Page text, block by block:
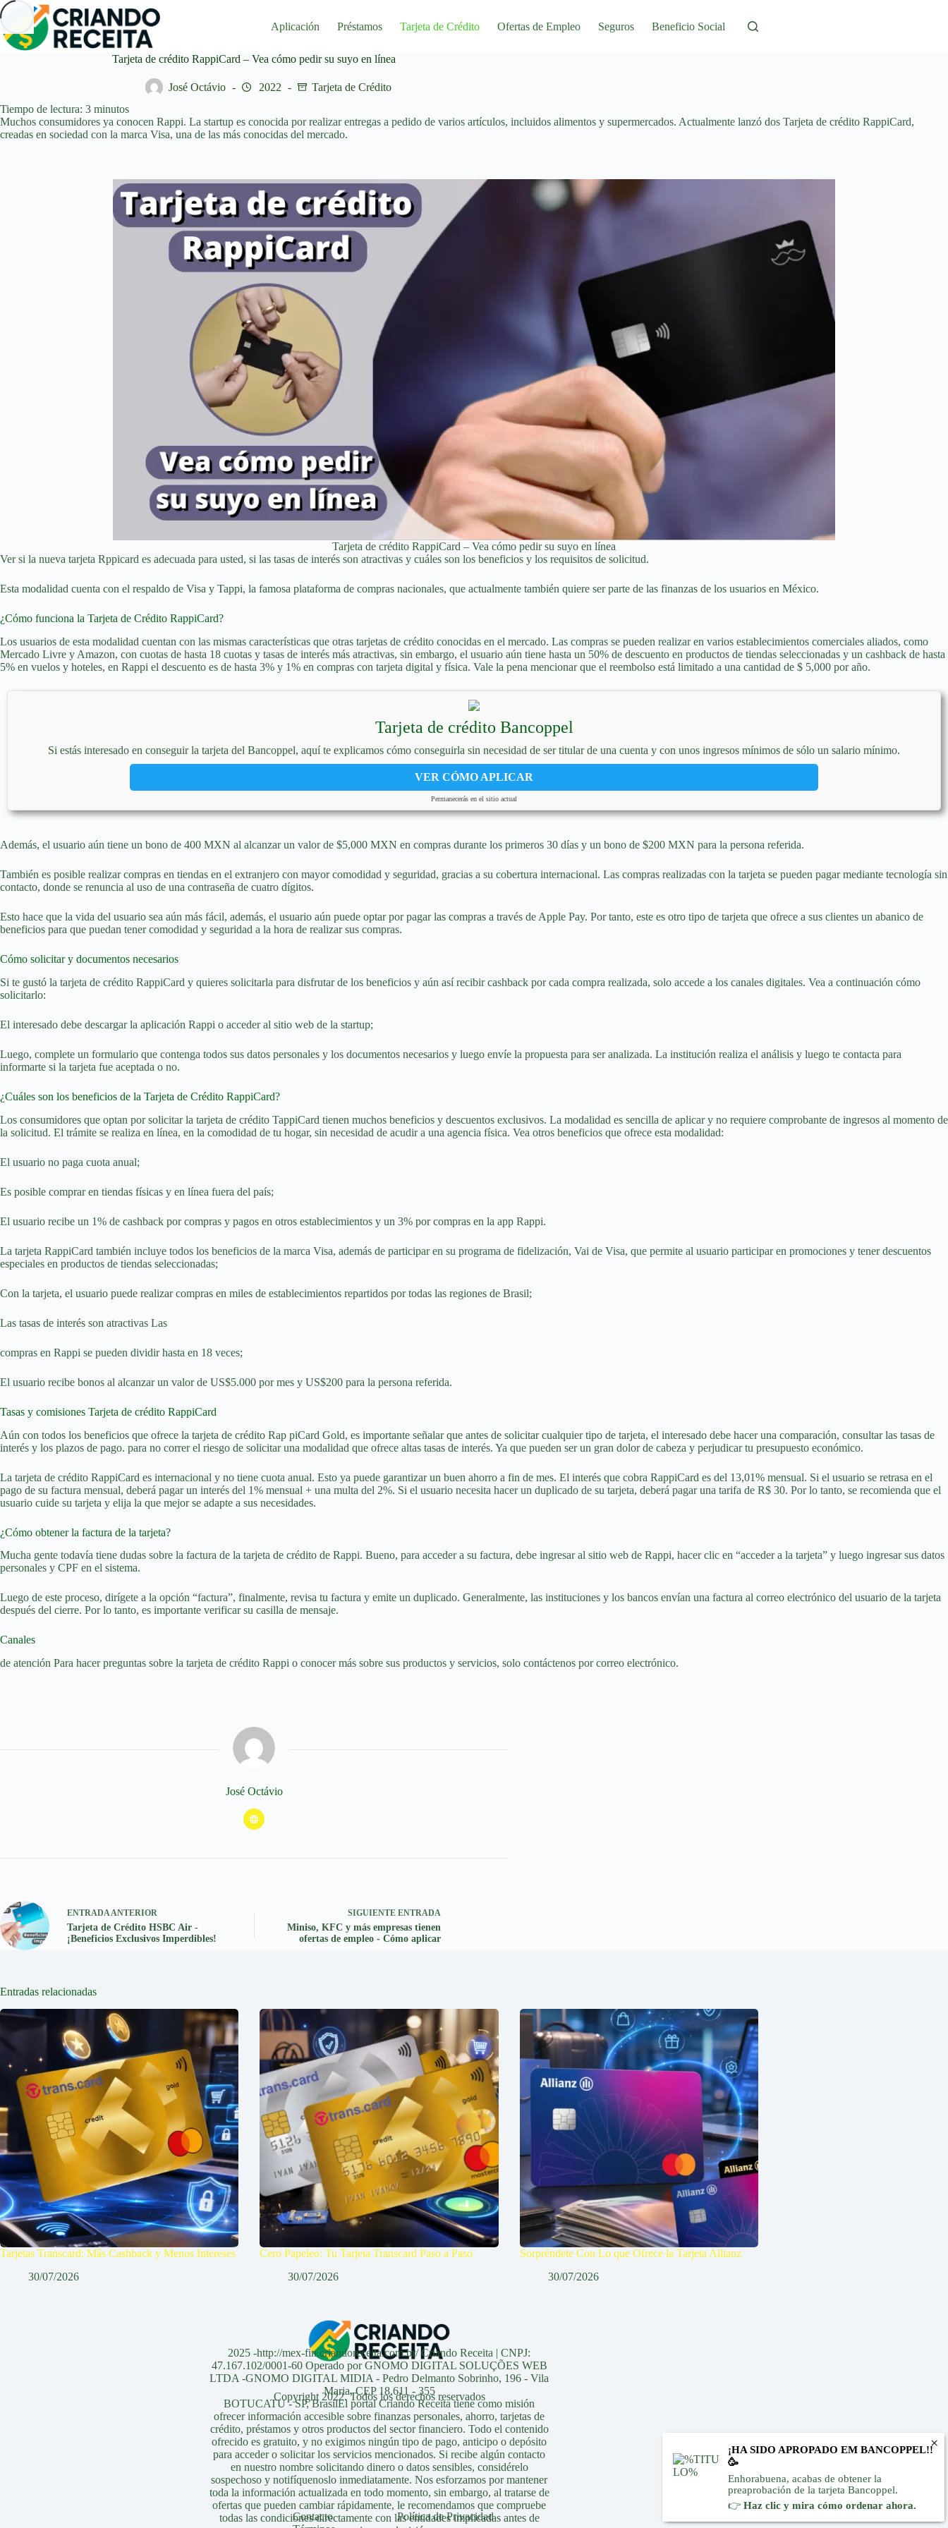
Saltar
al
contenido
Aplicación Préstamos Tarjeta de Crédito Ofertas de Empleo Seguros Beneficio Social
Tarjeta de crédito RappiCard – Vea cómo pedir su suyo en línea
José Octávio 2022
Tarjeta de Crédito
Tiempo de lectura: 3 minutos
Muchos consumidores ya conocen Rappi. La startup es conocida por realizar entregas a pedido de varios artículos, incluidos alimentos y supermercados. Actualmente lanzó dos Tarjeta de crédito RappiCard,
creadas en sociedad con la marca Visa, una de las más conocidas del mercado.
Tarjeta de crédito RappiCard – Vea cómo pedir su suyo en línea
Ver si la nueva tarjeta Rppicard es adecuada para usted, si las tasas de interés son atractivas y cuáles son los beneficios y los requisitos de solicitud.
Esta modalidad cuenta con el respaldo de Visa y Tappi, la famosa plataforma de compras nacionales, que actualmente también quiere ser parte de las finanzas de los usuarios en México.
¿Cómo funciona la Tarjeta de Crédito RappiCard?
Los usuarios de esta modalidad cuentan con las mismas características que otras tarjetas de crédito conocidas en el mercado. Las compras se pueden realizar en varios establecimientos comerciales aliados, como
Mercado Livre y Amazon, con cuotas de hasta 18 cuotas y tasas de interés más atractivas, sin embargo, el usuario aún tiene hasta un 50% de descuento en productos de tiendas seleccionadas y un cashback de hasta
5% en vuelos y hoteles, en Rappi el descuento es de hasta 3% y 1% en compras con tarjeta digital y física. Vale la pena mencionar que el reembolso está limitado a una cantidad de $ 5,000 por año.
Tarjeta de crédito Bancoppel
Si estás interesado en conseguir la tarjeta del Bancoppel, aquí te explicamos cómo conseguirla sin necesidad de ser titular de una cuenta y con unos ingresos mínimos de sólo un salario mínimo.
VER CÓMO APLICAR
Permanecerás en el sitio actual
Además, el usuario aún tiene un bono de 400 MXN al alcanzar un valor de $5,000 MXN en compras durante los primeros 30 días y un bono de $200 MXN para la persona referida.
También es posible realizar compras en tiendas en el extranjero con mayor comodidad y seguridad, gracias a su cobertura internacional. Las compras realizadas con la tarjeta se pueden pagar mediante tecnología sin
contacto, donde se renuncia al uso de una contraseña de cuatro dígitos.
Esto hace que la vida del usuario sea aún más fácil, además, el usuario aún puede optar por pagar las compras a través de Apple Pay. Por tanto, este es otro tipo de tarjeta que ofrece a sus clientes un abanico de
beneficios para que puedan tener comodidad y seguridad a la hora de realizar sus compras.
Cómo solicitar y documentos necesarios
Si te gustó la tarjeta de crédito RappiCard y quieres solicitarla para disfrutar de los beneficios y aún así recibir cashback por cada compra realizada, solo accede a los canales digitales. Vea a continuación cómo
solicitarlo:
El interesado debe descargar la aplicación Rappi o acceder al sitio web de la startup;
Luego, complete un formulario que contenga todos sus datos personales y los documentos necesarios y luego envíe la propuesta para ser analizada. La institución realiza el análisis y luego te contacta para
informarte si la tarjeta fue aceptada o no.
¿Cuáles son los beneficios de la Tarjeta de Crédito RappiCard?
Los consumidores que optan por solicitar la tarjeta de crédito TappiCard tienen muchos beneficios y descuentos exclusivos. La modalidad es sencilla de aplicar y no requiere comprobante de ingresos al momento de
la solicitud. El trámite se realiza en línea, en la comodidad de tu hogar, sin necesidad de acudir a una agencia física. Vea otros beneficios que ofrece esta modalidad:
El usuario no paga cuota anual;
Es posible comprar en tiendas físicas y en línea fuera del país;
El usuario recibe un 1% de cashback por compras y pagos en otros establecimientos y un 3% por compras en la app Rappi.
La tarjeta RappiCard también incluye todos los beneficios de la marca Visa, además de participar en su programa de fidelización, Vai de Visa, que permite al usuario participar en promociones y tener descuentos
especiales en productos de tiendas seleccionadas;
Con la tarjeta, el usuario puede realizar compras en miles de establecimientos repartidos por todas las regiones de Brasil;
Las tasas de interés son atractivas Las
compras en Rappi se pueden dividir hasta en 18 veces;
El usuario recibe bonos al alcanzar un valor de US$5.000 por mes y US$200 para la persona referida.
Tasas y comisiones Tarjeta de crédito RappiCard
Aún con todos los beneficios que ofrece la tarjeta de crédito Rap piCard Gold, es importante señalar que antes de solicitar cualquier tipo de tarjeta, el interesado debe hacer una comparación, consultar las tasas de
interés y los plazos de pago. para no correr el riesgo de solicitar una modalidad que ofrece altas tasas de interés. Ya que pueden ser un gran dolor de cabeza y perjudicar tu presupuesto económico.
La tarjeta de crédito RappiCard es internacional y no tiene cuota anual. Esto ya puede garantizar un buen ahorro a fin de mes. El interés que cobra RappiCard es del 13,01% mensual. Si el usuario se retrasa en el
pago de su factura mensual, deberá pagar un interés del 1% mensual + una multa del 2%. Si el usuario necesita hacer un duplicado de su tarjeta, deberá pagar una tarifa de R$ 30. Por lo tanto, se recomienda que el
usuario cuide su tarjeta y elija la que mejor se adapte a sus necesidades.
¿Cómo obtener la factura de la tarjeta?
Mucha gente todavía tiene dudas sobre la factura de la tarjeta de crédito de Rappi. Bueno, para acceder a su factura, debe ingresar al sitio web de Rappi, hacer clic en “acceder a la tarjeta” y luego ingresar sus datos
personales y CPF en el sistema.
Luego de este proceso, dirígete a la opción “factura”, finalmente, revisa tu factura y emite un duplicado. Generalmente, las instituciones y los bancos envían una factura al correo electrónico del usuario de la tarjeta
después del cierre. Por lo tanto, es importante verificar su casilla de mensaje.
Canales
de atención Para hacer preguntas sobre la tarjeta de crédito Rappi o conocer más sobre sus productos y servicios, solo contáctenos por correo electrónico.
¡HA SIDO APROPADO EM BANCOPPEL!!
🥳
Enhorabuena, acabas de obtener la
preaprobación de la tarjeta Bancoppel.
👉 Haz clic y mira cómo ordenar ahora.
José Octávio
ENTRADAANTERIOR
Tarjeta de Crédito HSBC Air -
¡Beneficios Exclusivos Imperdibles!
SIGUIENTE ENTRADA
Miniso, KFC y más empresas tienen
ofertas de empleo - Cómo aplicar
Entradas relacionadas
Tarjetas Transcard: Más Cashback y Menos Intereses
30/07/2026
Cero Papeleo: Tu Tarjeta Transcard Paso a Paso
30/07/2026
Sorpréndete Con Lo que Ofrece la Tarjeta Allianz
30/07/2026
Copyright 2022. Todos los derechos reservados
2025 -http://mex-fin.criandoreceita.com.br/ Criando Receita | CNPJ:
47.167.102/0001-60 Operado por GNOMO DIGITAL SOLUÇÕES WEB
LTDA -GNOMO DIGITAL MIDIA - Pedro Delmanto Sobrinho, 196 - Vila
Maria, CEP 18.611 - 355
BOTUCATU - SP, BrasilEl portal Criando Receita tiene como misión
ofrecer información accesible sobre finanzas personales, ahorro, tarjetas de
crédito, préstamos y otros productos del sector financiero. Todo el contenido
ofrecido es gratuito, y no exigimos ningún tipo de pago, anticipo o depósito
para acceder o solicitar los servicios mencionados. Si recibe algún contacto
en nuestro nombre solicitando dinero o datos sensibles, considérelo
sospechoso y notifíquenoslo inmediatamente. Nos esforzamos por mantener
toda la información actualizada en todo momento, sin embargo, al tratarse de
ofertas que pueden cambiar rápidamente, le recomendamos que compruebe
todas las condiciones directamente con las entidades implicadas antes de
Contacto
Política de Privacidad